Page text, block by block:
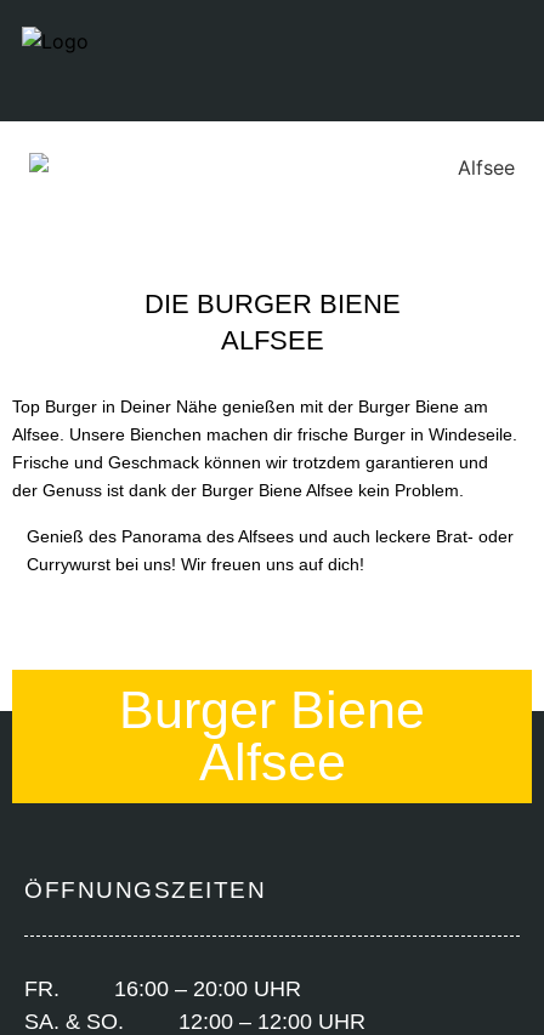
DIE BURGER BIENE
ALFSEE
Top Burger in Deiner Nähe genießen mit der Burger Biene am
Alfsee. Unsere Bienchen machen dir frische Burger in Windeseile.
Frische und Geschmack können wir trotzdem garantieren und
der Genuss ist dank der Burger BieneAlfsee kein Problem.
Genieß des Panorama des Alfsees und auch leckere Brat- oder
Currywurst bei uns! Wir freuen uns auf dich!
Burger Biene
Alfsee
ÖFFNUNGSZEITEN
FR. 16:00 – 20:00 UHR
SA. & SO. 12:00 – 12:00 UHR